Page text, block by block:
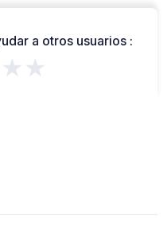
a otros usuarios :